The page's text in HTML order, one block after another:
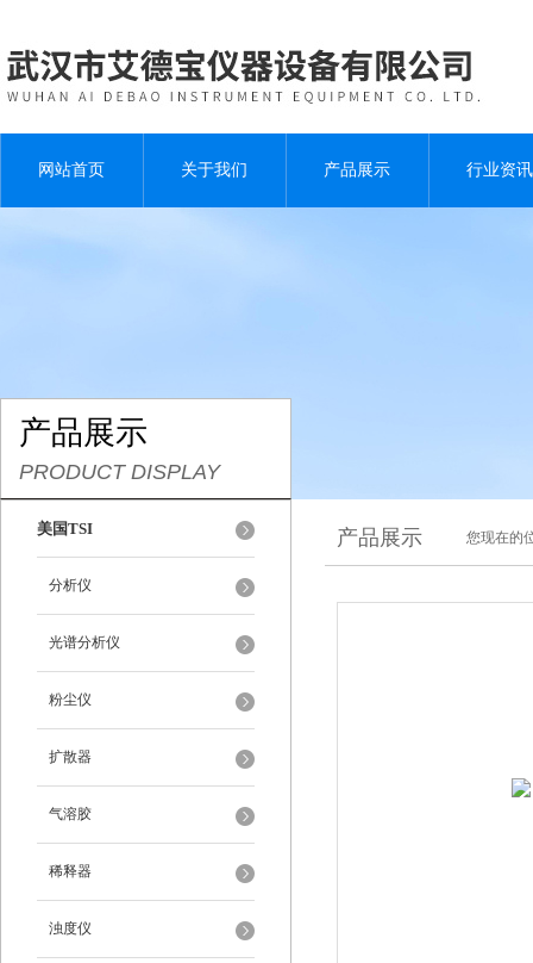
网站首页 关于我们 产品展示 行业资讯
产品展示
PRODUCT DISPLAY
美国TSI
分析仪
光谱分析仪
粉尘仪
扩散器
气溶胶
稀释器
浊度仪
产品展示 您现在的